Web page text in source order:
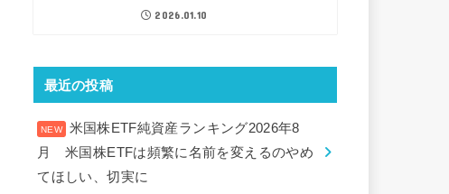
2026.01.10
最近の投稿
米国株ETF純資産ランキング2026年8
月 米国株ETFは頻繁に名前を変えるのやめ
てほしい、切実に